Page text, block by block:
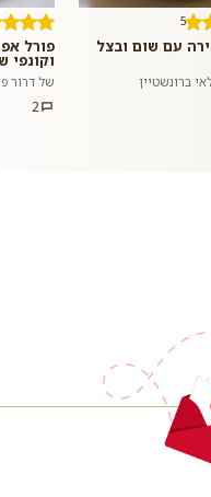
5
עם שום ובצל
ברונשטיין
פורל
וקונפי
של דרור
2